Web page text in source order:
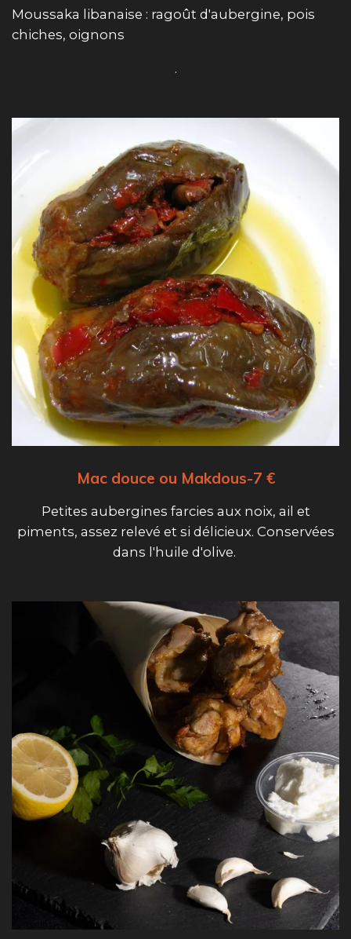
Moussaka libanaise : ragoût d'aubergine, pois
chiches, oignons
.
Mac douce ou Makdous-7 €
Petites aubergines farcies aux noix, ail et
piments, assez relevé et si délicieux. Conservées
dans l'huile d'olive.